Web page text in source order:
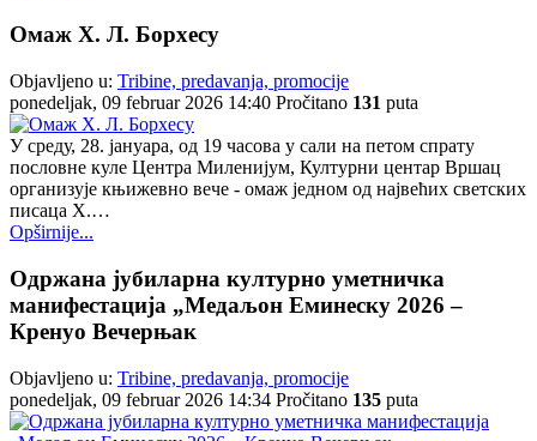
Омаж Х. Л. Борхесу
Objavljeno u: Tribine, predavanja, promocije
ponedeljak, 09 februar 2026 14:40 Pročitano 131 puta
У среду, 28. јануара, од 19 часова у сали на петом спрату
пословне куле Центра Миленијум, Културни центар Вршац
организује књижевно вече - омаж једном од највећих светских
писаца Х.…
Opširnije...
Одржана јубиларна културно уметничка
манифестација „Медаљон Еминеску 2026 –
Кренуо Вечерњак
Objavljeno u: Tribine, predavanja, promocije
ponedeljak, 09 februar 2026 14:34 Pročitano 135 puta